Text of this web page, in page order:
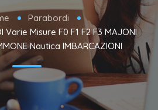
Parabordi
Varie Misure F0 F1 F2 F3 MAJONI
Nautica IMBARCAZIONI